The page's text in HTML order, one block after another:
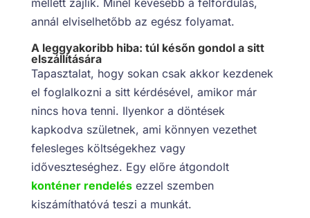
annál elviselhetőbb az egész folyamat.
A leggyakoribb hiba: túl későn gondol a sitt
elszállítására
Tapasztalat, hogy sokan csak akkor kezdenek
el foglalkozni a sitt kérdésével, amikor már
nincs hova tenni. Ilyenkor a döntések
kapkodva születnek, ami könnyen vezethet
felesleges költségekhez vagy
időveszteséghez. Egy előre átgondolt
konténer rendelésezzel szemben
kiszámíthatóvá teszi a munkát.